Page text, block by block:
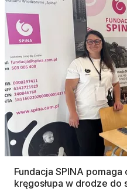
Fundacja SPINA
kręgosłupa w drodze do